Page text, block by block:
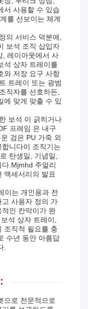
서 사용할 수 있습
를 선보이는 체계
의 서비스 덕분에,
보석 조직 삽입자
, 레이아웃에서 사
석 상자 트레이를
와 저장 요구 사항
트레이 또는 광범
직자를 선호하든,
에 맞게 맞출 수 있
보석 이 긁히거나
프레임 은 내구
검은 PU 가죽 외
니다이 조직기는
탄생일, 기념일,
.Mjmhd 주얼리
액세서리의 발표
이는 개인용과 전
사용자 정의 가
인 칸막이가 완
석 상자 트레이,
조직적 필요를 충
수년 동안 아름답
.
으로 전문적으로